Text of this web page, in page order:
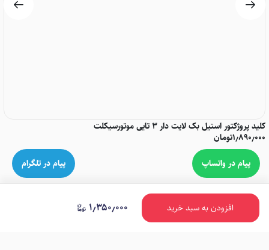
افزودن به سبد خرید ۱٫۳۵۰٫۰۰۰
کلید پروژکتور استیل بک لایت دار 3 تایی موتورسیکلت
۱٫۸۹۰٫۰۰۰تومان
پیام در واتساپ
پیام در تلگرام